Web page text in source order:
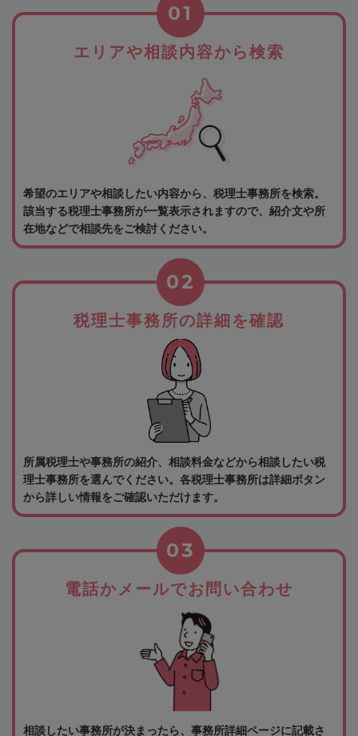
エリアや相談内容から検索
01
希望のエリアや相談したい内容から、税理士事務所を検索。
該当する税理士事務所が一覧表示されますので、紹介文や所
在地などで相談先をご検討ください。
税理士事務所の詳細を確認
02
所属税理士や事務所の紹介、相談料金などから相談したい税
理士事務所を選んでください。各税理士事務所は詳細ボタン
から詳しい情報をご確認いただけます。
電話かメールでお問い合わせ
03
相談したい事務所が決まったら、事務所詳細ページに記載さ